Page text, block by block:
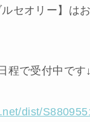
セオリー】は
程で受付中です↓
dist/